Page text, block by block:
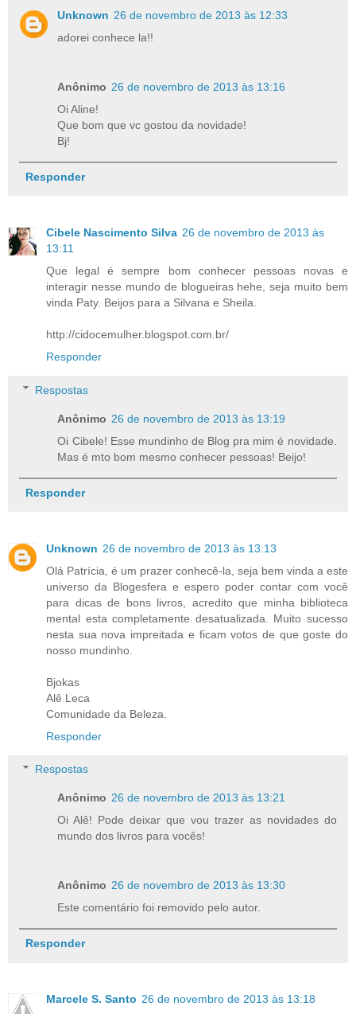
Unknown 26 de novembro de 2013 às 12:33
adorei conhece la!!
Anônimo 26 de novembro de 2013 às 13:16
Oi Aline!
Que bom que vc gostou da novidade!
Bj!
Responder
Cibele Nascimento Silva 26 de novembro de 2013 às
13:11
Que legal é sempre bom conhecer pessoas novas e
interagir nesse mundo de blogueiras hehe, seja muito bem
vinda Paty. Beijos para a Silvana e Sheila.
http://cidocemulher.blogspot.com.br/
Responder
Respostas
Anônimo 26 de novembro de 2013 às 13:19
Oi Cibele! Esse mundinho de Blog pra mim é novidade.
Mas é mto bom mesmo conhecer pessoas! Beijo!
Responder
Unknown 26 de novembro de 2013 às 13:13
Olá Patrícia, é um prazer conhecê-la, seja bem vinda a este
universo da Blogesfera e espero poder contar com você
para dicas de bons livros, acredito que minha biblioteca
mental esta completamente desatualizada. Muito sucesso
nesta sua nova impreitada e ficam votos de que goste do
nosso mundinho.
Bjokas
Alê Leca
Comunidade da Beleza.
Responder
Respostas
Anônimo 26 de novembro de 2013 às 13:21
Oi Alê! Pode deixar que vou trazer as novidades do
mundo dos livros para vocês!
Anônimo 26 de novembro de 2013 às 13:30
Este comentário foi removido pelo autor.
Responder
Marcele S. Santo 26 de novembro de 2013 às 13:18